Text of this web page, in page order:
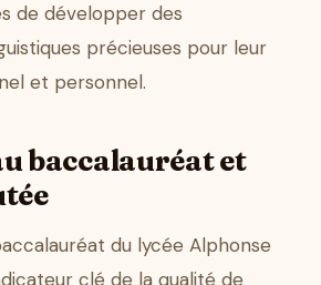
de développer des
précieuses pour leur
et personnel.
baccalauréat et
du lycée Alphonse
clé de la qualité de